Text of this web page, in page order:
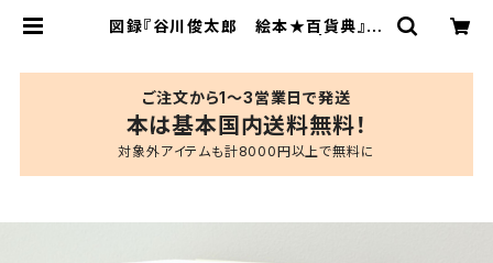
図録『谷川俊太郎 絵本★百貨典』構
ご注文から1〜3営業日で発送
本は基本国内送料無料！
対象外アイテムも計8000円以上で無料に